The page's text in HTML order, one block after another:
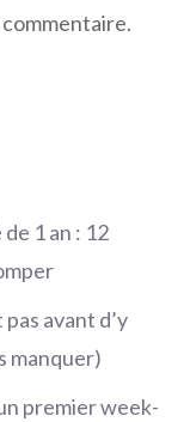
1 an : 12
avant d’y
manquer)
premier week-